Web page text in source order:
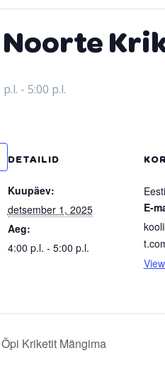
Noorte
- 5:00 p.l.
DETAILID
Kuupäev:
detsember 1, 2025
Aeg:
4:00 p.l. - 5:00 p.l.
E-
Õpi Kriketit Mängima